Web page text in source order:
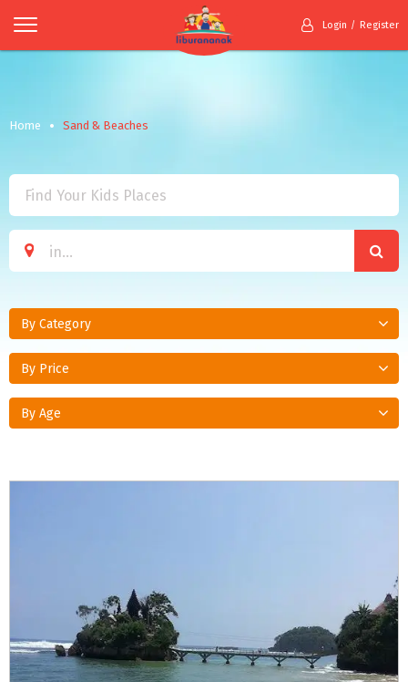
Login Register
Home Sand & Beaches
By Category
By Price
By Age